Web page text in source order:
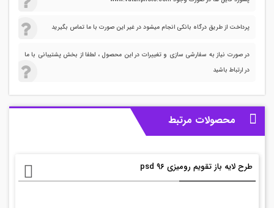
پرداخت از طریق درگاه بانکی انجام میشود در غیر این صورت با ما تماس بگیرید
در صورت نیاز به سفارشی سازی و تغییرات در این محصول ، لطفا از بخش پشتیبانی با ما
در ارتباط باشید
محصولات مرتبط
طرح لایه باز تقویم رومیزی ۹۶ psd